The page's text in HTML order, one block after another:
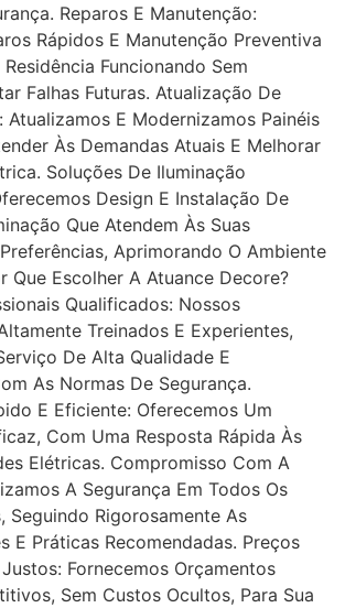
Reparos E Manutenção:
Rápidos E Manutenção Preventiva
Funcionando Sem
Falhas Futuras. Atualização De
Atualizamos E Modernizamos Painéis
Às Demandas Atuais E Melhorar
Soluções De Iluminação
Design E Instalação De
Que Atendem Às Suas
Aprimorando O Ambiente
Que Escolher A Atuance Decore?
Qualificados: Nossos
Treinados E Experientes,
De Alta Qualidade E
As Normas De Segurança.
E Eficiente: Oferecemos Um
Com Uma Resposta Rápida Às
Elétricas. Compromisso Com A
A Segurança Em Todos Os
Seguindo Rigorosamente As
E Práticas Recomendadas. Preços
Fornecemos Orçamentos
Sem Custos Ocultos, Para Sua